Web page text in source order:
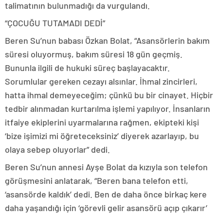
talimatının bulunmadığı da vurgulandı.
“ÇOCUĞU TUTAMADI DEDİ”
Beren Su’nun babası Özkan Bolat, “Asansörlerin bakım
süresi oluyormuş, bakım süresi 18 gün geçmiş.
Bununla ilgili de hukuki süreç başlayacaktır.
Sorumlular gereken cezayı alsınlar. İhmal zincirleri,
hatta ihmal demeyeceğim; çünkü bu bir cinayet. Hiçbir
tedbir alınmadan kurtarılma işlemi yapılıyor. İnsanların
itfaiye ekiplerini uyarmalarına rağmen, ekipteki kişi
‘bize işimizi mi öğreteceksiniz’ diyerek azarlayıp, bu
olaya sebep oluyorlar” dedi.
Beren Su’nun annesi Ayşe Bolat da kızıyla son telefon
görüşmesini anlatarak, “Beren bana telefon etti,
‘asansörde kaldık’ dedi. Ben de daha önce birkaç kere
daha yaşandığı için ‘görevli gelir asansörü açıp çıkarır’